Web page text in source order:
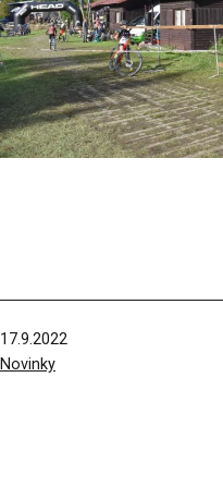
Publikováno
17.9.2022
VNovinky